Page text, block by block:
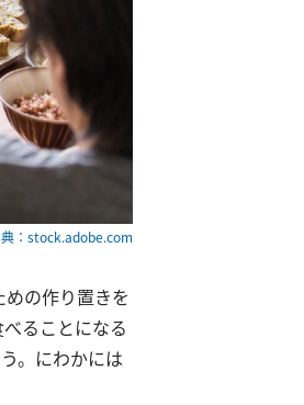
：stock.adobe.com
の作り置きを
ることになる
。にわかには